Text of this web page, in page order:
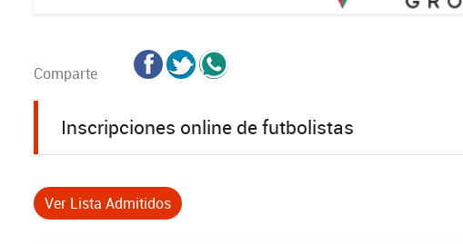
Comparte
Inscripciones online de futbolistas
Ver Lista Admitidos